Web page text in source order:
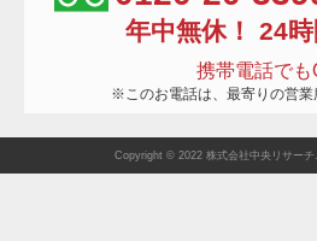
年中無休！ 24時
携帯電話でも
※このお電話は、最寄りの営業
Copyright © 2022 株式会社中央リサー